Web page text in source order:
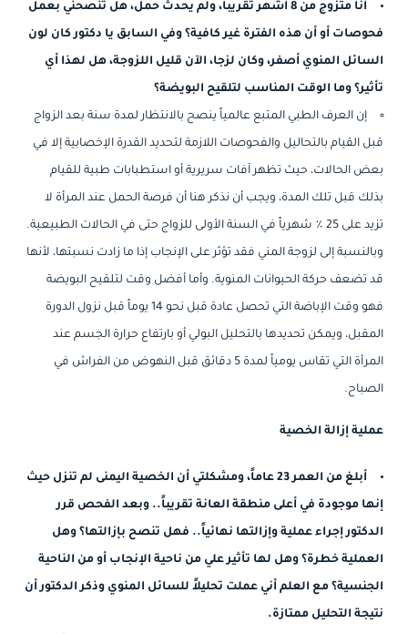
أنا متزوج من 8 أشهر تقريباً، ولم يحدث حمل، هل تنصحني بعمل
فحوصات أو أن هذه الفترة غير كافية؟ وفي السابق يا دكتور كان لون
السائل المنوي أصفر، وكان لزجا، الآن قليل اللزوجة، هل لهذا أي
تأثير؟ وما الوقت المناسب لتلقيح البويضة؟
إن العرف الطبي المتبع عالمياً ينصح بالانتظار لمدة سنة بعد الزواج
قبل القيام بالتحاليل والفحوصات اللازمة لتحديد القدرة الإخصابية إلا في
بعض الحالات، حيث تظهر آفات سريرية أو استطبابات طبية للقيام
بذلك قبل تلك المدة، ويجب أن نذكر هنا أن فرصة الحمل عند المرأة لا
تزيد على 25 ٪ شهرياً في السنة الأولى للزواج حتى في الحالات الطبيعية.
وبالنسبة إلى لزوجة المني فقد تؤثر على الإنجاب إذا ما زادت نسبتها، لأنها
قد تضعف حركة الحيوانات المنوية. وأما أفضل وقت لتلقيح البويضة
فهو وقت الإباضة التي تحصل عادة قبل نحو 14 يوماً قبل نزول الدورة
المقبل، ويمكن تحديدها بالتحليل البولي أو بارتفاع حرارة الجسم عند
المرأة التي تقاس يومياً لمدة 5 دقائق قبل النهوض من الفراش في
الصباح.
عملية إزالة الخصية
أبلغ من العمر 23 عاماً، ومشكلتي أن الخصية اليمنى لم تنزل حيث
إنها موجودة في أعلى منطقة العانة تقريباً.. وبعد الفحص قرر
الدكتور إجراء عملية وإزالتها نهائياً.. فهل تنصح بإزالتها؟ وهل
العملية خطرة؟ وهل لها تأثير علي من ناحية الإنجاب أو من الناحية
الجنسية؟ مع العلم أني عملت تحليلاً للسائل المنوي وذكر الدكتور أن
نتيجة التحليل ممتازة.